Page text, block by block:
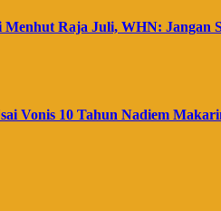
Menhut Raja Juli, WHN: Jangan
Vonis 10 Tahun Nadiem